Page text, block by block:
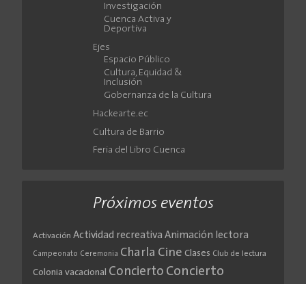
Investigación
Cuenca Activa y
Deportiva
Ejes
Espacio Público
Cultura, Equidad &
Inclusión
Gobernanza de la Cultura
Hackearte.ec
Cultura de Barrio
Feria del Libro Cuenca
Próximos eventos
Activación Actividad recreativa Animación lectora
Campeonato Ceremonia Charla Cine Clases Club de lectura
Colonia vacacional Concierto Concierto